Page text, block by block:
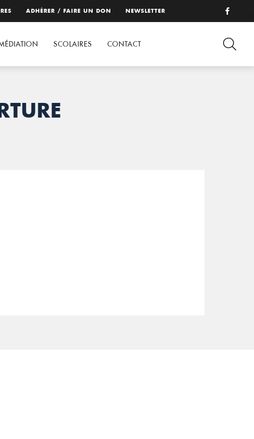
ADHÉRER / FAIRE UN DON NEWSLETTER
SCOLAIRES CONTACT